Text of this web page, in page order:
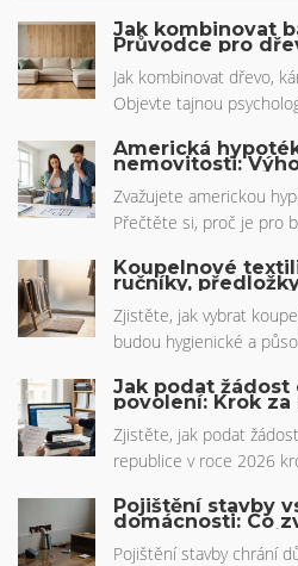
Jak kombinovat
Průvodce pro
interiéru
Jak kombinovat dřevo,
Objevte tajnou
Americká
nemovitosti:
Zvažujete americkou
Přečtěte si, proč je pro
naopak skvěle slouží k
Koupelnové
ručníky,
vydrží a budou
Zjistěte, jak vybrat
budou hygienické a
předložky a župany.
Jak podat žádost
povolení: Krok
2026
Zjistěte, jak podat
republice v roce 2026
- vše, co potřebujete
Pojištění stavby
domácnosti: Co
ochranu
Pojištění stavby chrání